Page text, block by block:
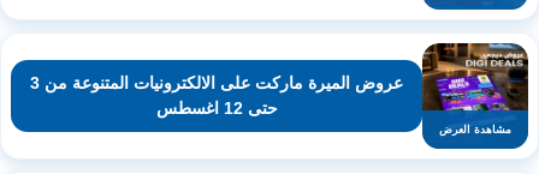
مشاهدة العرض
عروض الميرة ماركت على الالكترونيات المتنوعة من 3
حتى 12 اغسطس